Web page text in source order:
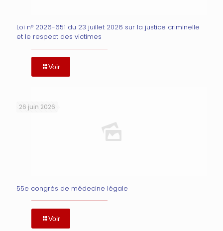
Loi n° 2026-651 du 23 juillet 2026 sur la justice criminelle
et le respect des victimes
Voir
26 juin 2026
55e congrès de médecine légale
Voir